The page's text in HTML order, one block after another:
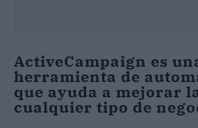
ActiveCampaign es
herramienta de
que ayuda a mejorar
cualquier tipo de